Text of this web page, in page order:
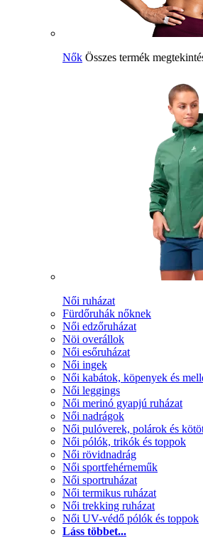
Nők Összes termék
Női ruházat
Fürdőruhák nőknek
Női edzőruházat
Nöi overállok
Női esőruházat
Női ingek
Női kabátok, köpenyek és
Női leggings
Női merinó gyapjú ruházat
Női nadrágok
Női pulóverek, polárok és
Női pólók, trikók és toppok
Női rövidnadrág
Női sportfehérneműk
Női sportruházat
Női termikus ruházat
Női trekking ruházat
Női UV-védő pólók és toppok
Láss többet...